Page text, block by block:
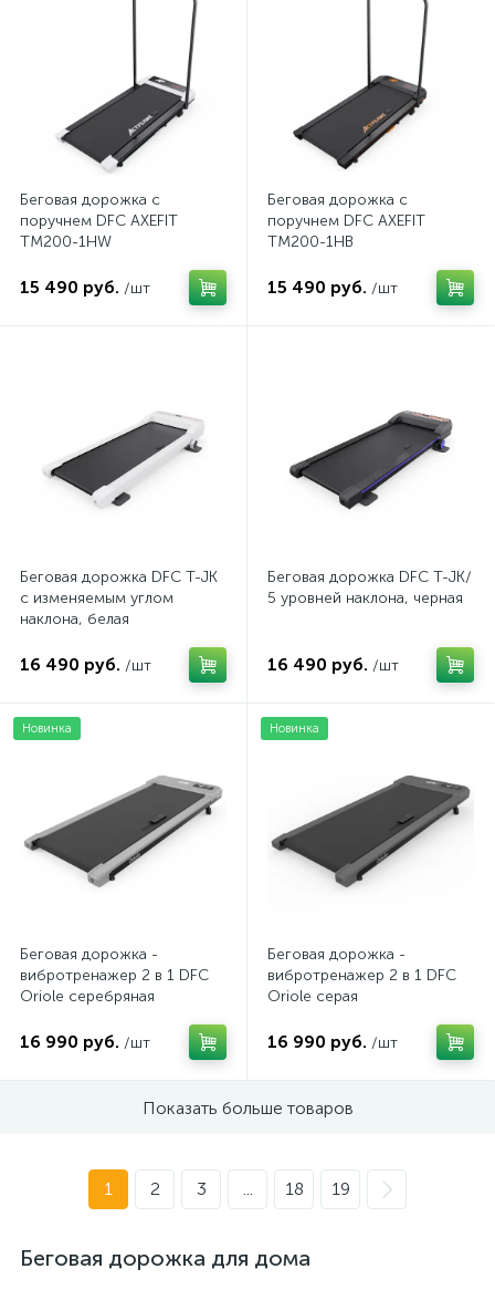
Беговая дорожка с
поручнем DFC AXEFIT
TM200-1HW
15 490 руб. /шт
Беговая дорожка с
поручнем DFC AXEFIT
TM200-1HB
15 490 руб. /шт
Беговая дорожка DFC T-JK
с изменяемым углом
наклона, белая
16 490 руб. /шт
Беговая дорожка DFC T-JK/
5 уровней наклона, черная
16 490 руб. /шт
Новинка
Беговая дорожка -
вибротренажер 2 в 1 DFC
Oriole серебряная
16 990 руб. /шт
Новинка
Беговая дорожка -
вибротренажер 2 в 1 DFC
Oriole серая
16 990 руб. /шт
Показать больше товаров
1 2 3 ... 18 19
Беговая дорожка для дома